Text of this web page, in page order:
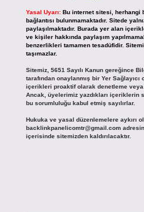
Yasal Uyarı: Bu internet sitesi,
bağlantısı bulunmamaktadır. Sitede
paylaşılmaktadır. Burada yer alan
ve kişiler hakkında paylaşım
benzerlikleri tamamen tesadüfidir.
taşımazlar.
Sitemiz, 5651 Sayılı Kanun gereğince
tarafından onaylanmış bir Yer
içerikleri proaktif olarak denetleme veya
Ancak, üyelerimiz yazdıkları içeriklerin
bu sorumluluğu kabul etmiş sayılırlar.
Hukuka ve yasal düzenlemelere aykırı
backlinkpanelicomtr@gmail.com
içerisinde sitemizden kaldırılacaktır.